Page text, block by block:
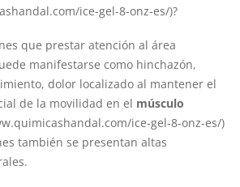
ice-gel-8-onz-es/)?
que prestar atención al área
manifestarse como hinchazón,
dolor localizado al mantener el
de la movilidad en el músculo
ice-gel-8-onz-es/)
también se presentan altas